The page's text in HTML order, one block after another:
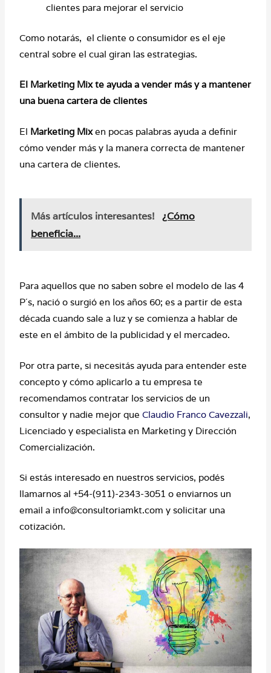
clientes para mejorar el servicio
Como notarás, el cliente o consumidor es el eje
central sobre el cual giran las estrategias.
El Marketing Mix te ayuda a vender más y a mantener
una buena cartera de clientes
El Marketing Mixen pocas palabras ayuda a definir
cómo vender más y la manera correcta de mantener
una cartera de clientes.
Más artículos interesantes!
¿Cómo
beneficia...
Para aquellos que no saben sobre el modelo de las 4
P´s, nació o surgió en los años 60; es a partir de esta
década cuando sale a luz y se comienza a hablar de
este en el ámbito de la publicidad y el mercadeo.
Por otra parte, si necesitás ayuda para entender este
concepto y cómo aplicarlo a tu empresa te
recomendamos contratar los servicios de un
consultor y nadie mejor queClaudio Franco Cavezzali,
Licenciado y especialista en Marketing y Dirección
Comercialización.
Si estás interesado en nuestros servicios, podés
llamarnos al +54-(911)-2343-3051 o enviarnos un
email a info@consultoriamkt.com y solicitar una
cotización.